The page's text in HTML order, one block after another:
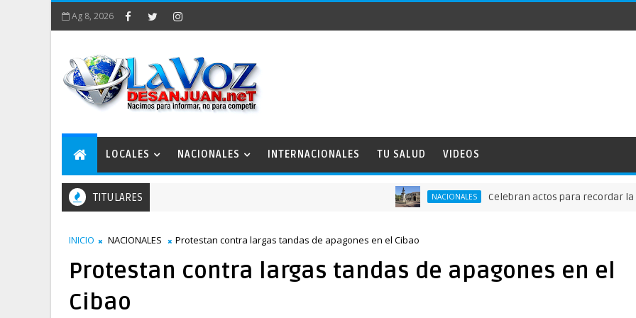
Ag 8, 2026
LOCALES NACIONALES INTERNACIONALES TU SALUD VIDEOS
TITULARES NACIONALES Celebran actos para recordar la
INICIO NACIONALES Protestan contra largas tandas de apagones en el Cibao
Protestan contra largas tandas de apagones en el
Cibao